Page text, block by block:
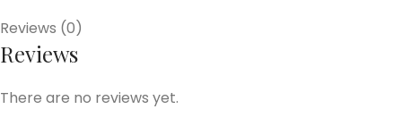
Reviews (0)
Reviews
There are no reviews yet.